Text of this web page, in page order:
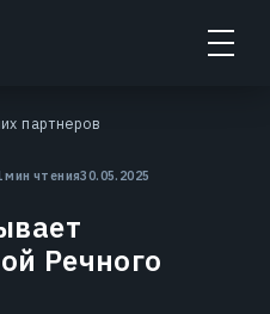
партнеров
мин чтения30.05.2025
Речного